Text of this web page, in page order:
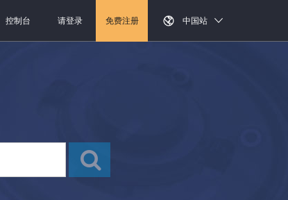
中国站
控制台 请登录 免费注册